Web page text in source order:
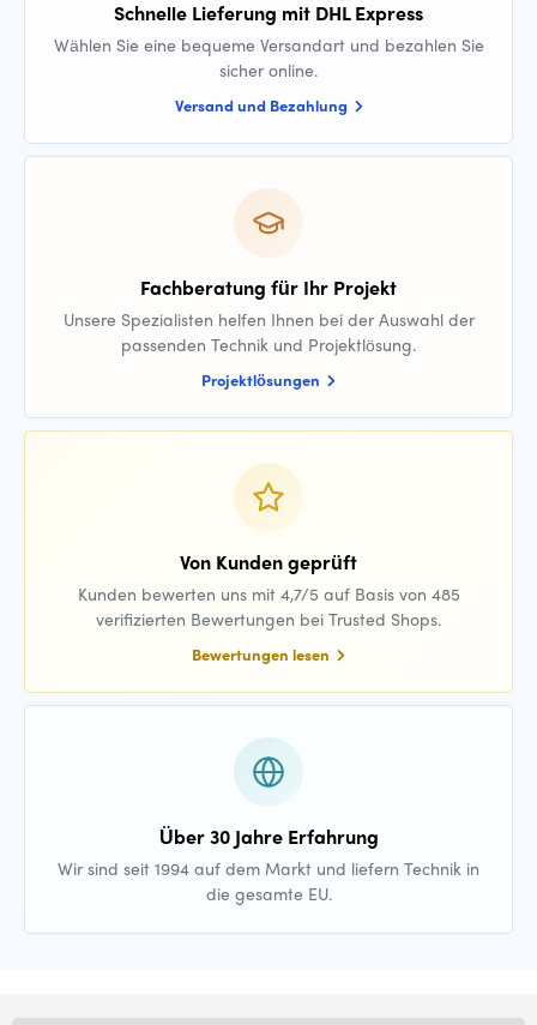
Schnelle Lieferung mit DHL Express
Wählen Sie eine bequeme Versandart und bezahlen Sie
sicher online.
Versand und Bezahlung
Fachberatung für Ihr Projekt
Unsere Spezialisten helfen Ihnen bei der Auswahl der
passenden Technik und Projektlösung.
Projektlösungen
Von Kunden geprüft
Kunden bewerten uns mit 4,7/5 auf Basis von 485
verifizierten Bewertungen bei Trusted Shops.
Bewertungen lesen
Über 30 Jahre Erfahrung
Wir sind seit 1994 auf dem Markt und liefern Technik in
die gesamte EU.